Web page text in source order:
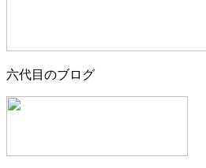
六代目のブログ